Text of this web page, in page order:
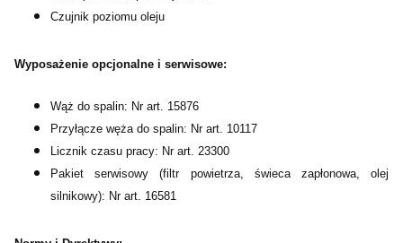
Czujnik poziomu oleju
Wyposażenie opcjonalne i serwisowe:
Wąż do spalin: Nr art. 15876
Przyłącze węża do spalin: Nr art. 10117
Licznik czasu pracy: Nr art. 23300
Pakiet serwisowy (filtr powietrza, świeca zapłonowa, olej
silnikowy): Nr art. 16581